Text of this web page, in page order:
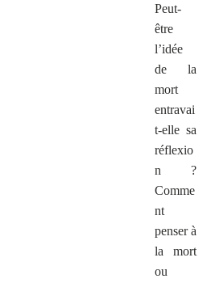
Peut-
être
l’idée
de la
mort
entravai
t-elle sa
réflexio
n ?
Comme
nt
penser à
la mort
ou